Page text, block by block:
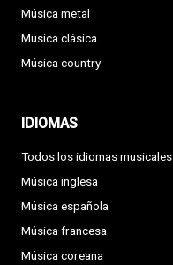
Música metal
Música clásica
Música country
IDIOMAS
Todos los idiomas musicales
Música inglesa
Música española
Música francesa
Música coreana